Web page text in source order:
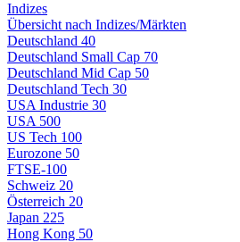
Indizes
Übersicht nach Indizes/Märkten
Deutschland 40
Deutschland Small Cap 70
Deutschland Mid Cap 50
Deutschland Tech 30
USA Industrie 30
USA 500
US Tech 100
Eurozone 50
FTSE-100
Schweiz 20
Österreich 20
Japan 225
Hong Kong 50